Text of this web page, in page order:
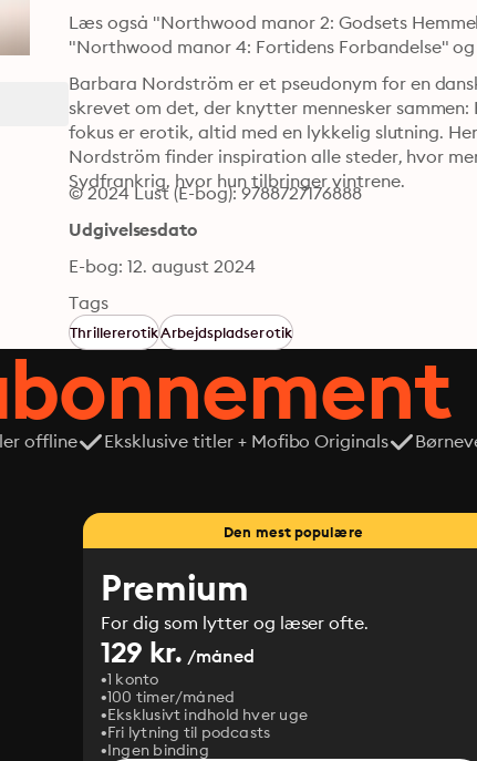
Læs også "Northwood manor 2: Godsets
"Northwood manor 4: Fortidens Forbandelse"
Barbara Nordström er et pseudonym for en
skrevet om det, der knytter mennesker
fokus er erotik, altid med en lykkelig slutning.
Nordström finder inspiration alle steder, hvor
Sydfrankrig, hvor hun tilbringer vintrene.
© 2024 Lust (E-bog): 9788727176888
Udgivelsesdato
E-bog: 12. august 2024
Tags
ThrillererotikArbejdspladserotik
offline Eksklusive titler + Mofibo Originals
Den mest populære
Premium
For dig som lytter og læser ofte.
129 kr. /måned
1 konto
100 timer/måned
Eksklusivt indhold hver uge
Fri lytning til podcasts
Ingen binding